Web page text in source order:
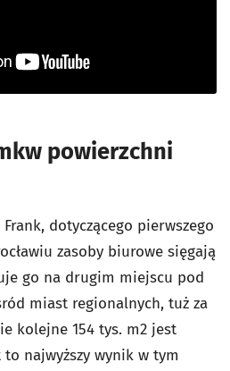
powierzchni
dotyczącego pierwszego
zasoby biurowe sięgają
go na drugim miejscu pod
miast regionalnych, tuż za
kolejne 154 tys. m2 jest
najwyższy wynik w tym